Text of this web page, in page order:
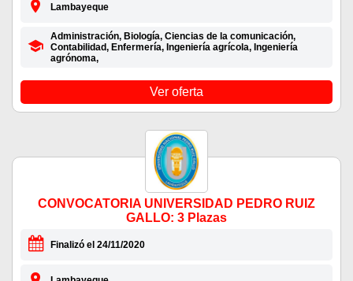
Lambayeque
Administración, Biología, Ciencias de la comunicación,
Contabilidad, Enfermería, Ingeniería agrícola, Ingeniería
agrónoma,
Ver oferta
CONVOCATORIA UNIVERSIDAD PEDRO RUIZ
GALLO: 3 Plazas
Finalizó el 24/11/2020